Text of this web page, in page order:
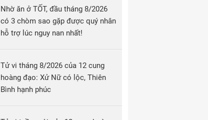
Nhờ ăn ở TỐT, đầu tháng 8/2026
có 3 chòm sao gặp được quý nhân
hỗ trợ lúc nguy nan nhất!
Tử vi tháng 8/2026 của 12 cung
hoàng đạo: Xử Nữ có lộc, Thiên
Bình hạnh phúc